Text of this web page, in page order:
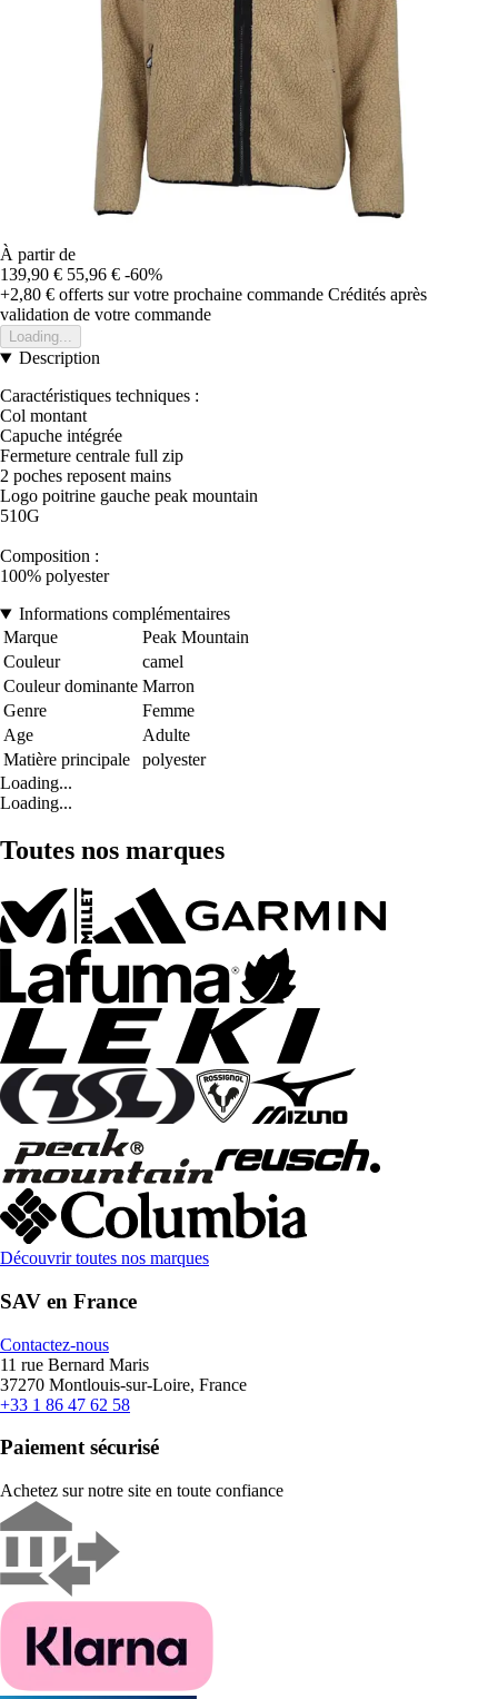
À partir de
139,90 € 55,96 € -60%
+2,80 € offerts sur votre prochaine commande Crédités après
validation de votre commande
Loading...
Description
Caractéristiques techniques :
Col montant
Capuche intégrée
Fermeture centrale full zip
2 poches reposent mains
Logo poitrine gauche peak mountain
510G
Composition :
100% polyester
Informations complémentaires
Marque
Peak Mountain
Couleur
camel
Couleur dominante Marron
Genre
Femme
Age
Adulte
Matière principale
polyester
Loading...
Loading...
Toutes nos marques
Découvrir toutes nos marques
SAV en France
Contactez-nous
11 rue Bernard Maris
37270 Montlouis-sur-Loire, France
+33 1 86 47 62 58
Paiement sécurisé
Achetez sur notre site en toute confiance